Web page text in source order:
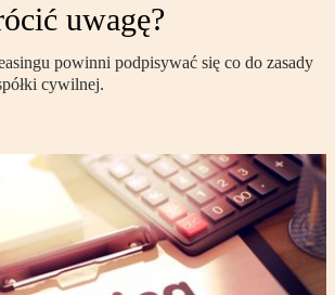
uwagę?
powinni podpisywać się co do zasady
cywilnej.